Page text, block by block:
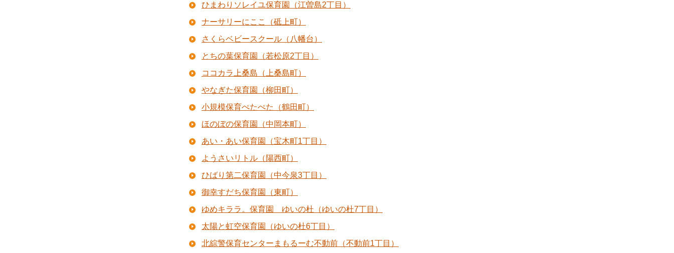
ひまわりソレイユ保育園（江曽島2丁目）
ナーサリーにここ（砥上町）
さくらベビースクール（八幡台）
とちの葉保育園（若松原2丁目）
ココカラ上桑島（上桑島町）
やなぎた保育園（柳田町）
小規模保育ぺたぺた（鶴田町）
ほのぼの保育園（中岡本町）
あい・あい保育園（宝木町1丁目）
ようさいリトル（陽西町）
ひばり第二保育園（中今泉3丁目）
御幸すだち保育園（東町）
ゆめキララ。保育園 ゆいの杜（ゆいの杜7丁目）
太陽と虹空保育園（ゆいの杜6丁目）
北綜警保育センターまもるーむ不動前（不動前1丁目）